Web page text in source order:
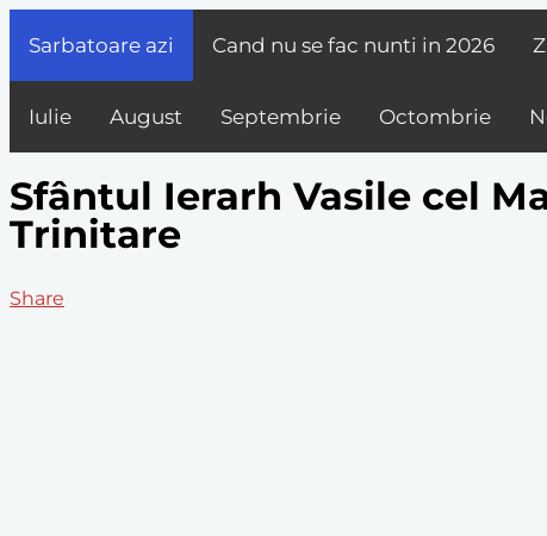
Sarbatoare azi Cand nu se fac nunti in 2026
Iulie August Septembrie Octombrie
Sfântul Ierarh Vasile cel
Trinitare
Share